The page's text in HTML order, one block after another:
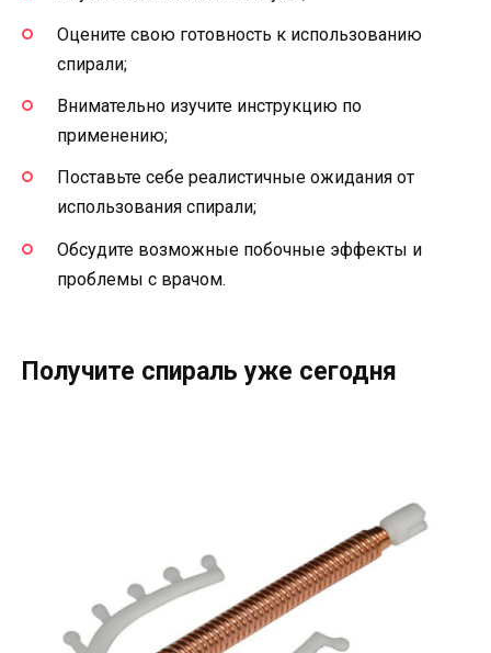
Оцените свою готовность к использованию
спирали;
Внимательно изучите инструкцию по
применению;
Поставьте себе реалистичные ожидания от
использования спирали;
Обсудите возможные побочные эффекты и
проблемы с врачом.
Получите спираль уже сегодня